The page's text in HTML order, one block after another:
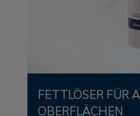
FETTLÖSER FÜR ALLE
OBERFLÄCHEN